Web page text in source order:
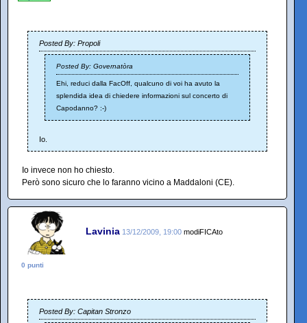
Posted By: Propoli
Posted By: Governatòra
Ehi, reduci dalla FacOff, qualcuno di voi ha avuto la
splendida idea di chiedere informazioni sul concerto di
Capodanno? :-)
Io.
Io invece non ho chiesto.
Però sono sicuro che lo faranno vicino a Maddaloni (CE).
Lavinia 13/12/2009, 19:00 modiFICAto
0 punti
Posted By: Capitan Stronzo